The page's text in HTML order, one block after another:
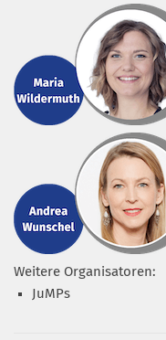
Weitere Organisatoren:
JuMPs